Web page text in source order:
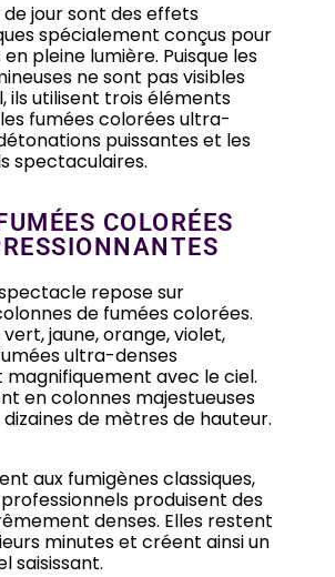
de jour sont des effets
spécialement conçus pour
pleine lumière. Puisque les
ne sont pas visibles
ils utilisent trois éléments
fumées colorées ultra-
puissantes et les
spectaculaires.
COLORÉES
repose sur
de fumées colorées.
vert, jaune, orange, violet,
ultra-denses
avec le ciel.
en colonnes majestueuses
de mètres de hauteur.
aux fumigènes classiques,
produisent des
denses. Elles restent
minutes et créent ainsi un
saisissant.